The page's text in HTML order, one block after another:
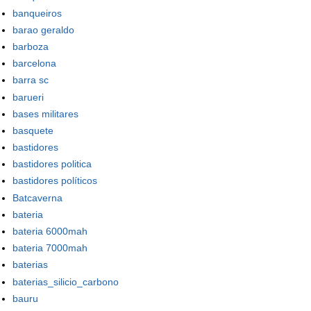
banqueiros
barao geraldo
barboza
barcelona
barra sc
barueri
bases militares
basquete
bastidores
bastidores politica
bastidores políticos
Batcaverna
bateria
bateria 6000mah
bateria 7000mah
baterias
baterias_silicio_carbono
bauru